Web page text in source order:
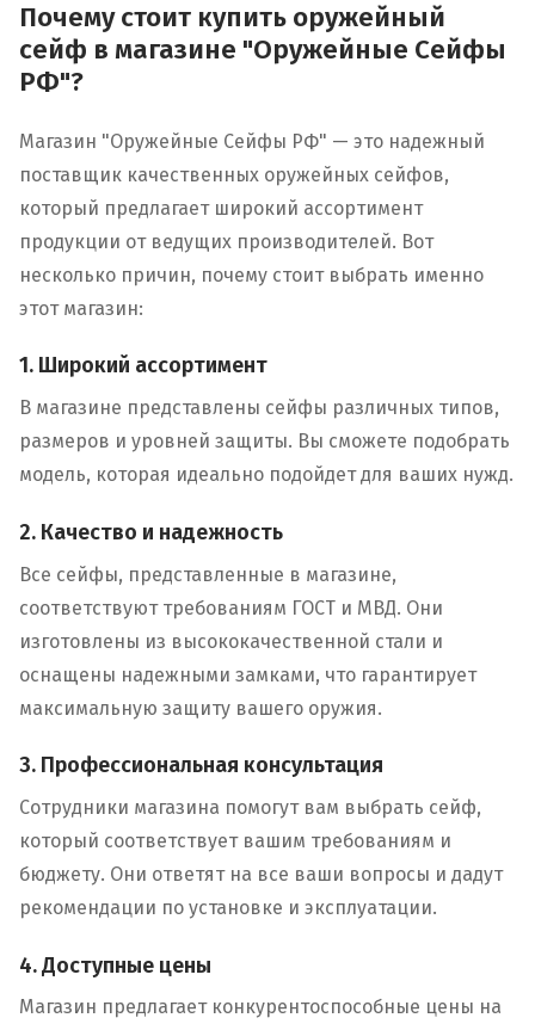
Почему стоит купить оружейный
сейф в магазине "Оружейные Сейфы
РФ"?
Магазин "Оружейные Сейфы РФ" — это надежный
поставщик качественных оружейных сейфов,
который предлагает широкий ассортимент
продукции от ведущих производителей. Вот
несколько причин, почему стоит выбрать именно
этот магазин:
1. Широкий ассортимент
В магазине представлены сейфы различных типов,
размеров и уровней защиты. Вы сможете подобрать
модель, которая идеально подойдет для ваших нужд.
2. Качество и надежность
Все сейфы, представленные в магазине,
соответствуют требованиям ГОСТ и МВД. Они
изготовлены из высококачественной стали и
оснащены надежными замками, что гарантирует
максимальную защиту вашего оружия.
3. Профессиональная консультация
Сотрудники магазина помогут вам выбрать сейф,
который соответствует вашим требованиям и
бюджету. Они ответят на все ваши вопросы и дадут
рекомендации по установке и эксплуатации.
4. Доступные цены
Магазин предлагает конкурентоспособные цены на